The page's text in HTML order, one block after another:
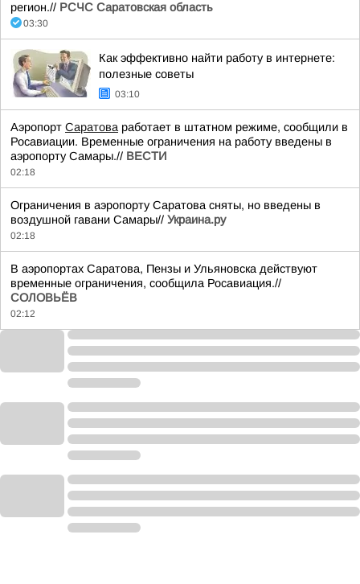
регион.// РСЧС Саратовская область
03:30
Как эффективно найти работу в интернете:
полезные советы
03:10
Аэропорт Саратова работает в штатном режиме, сообщили в
Росавиации. Временные ограничения на работу введены в
аэропорту Самары.// ВЕСТИ
02:18
Ограничения в аэропорту Саратова сняты, но введены в
воздушной гавани Самары// Украина.ру
02:18
В аэропортах Саратова, Пензы и Ульяновска действуют
временные ограничения, сообщила Росавиация.//
СОЛОВЬЁВ
02:12